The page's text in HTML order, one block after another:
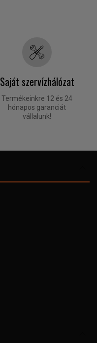
Saját szervízhálózat
Termékeinkre 12 és 24
hónapos garanciát
vállalunk!